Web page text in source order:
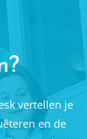
vertellen je
en de